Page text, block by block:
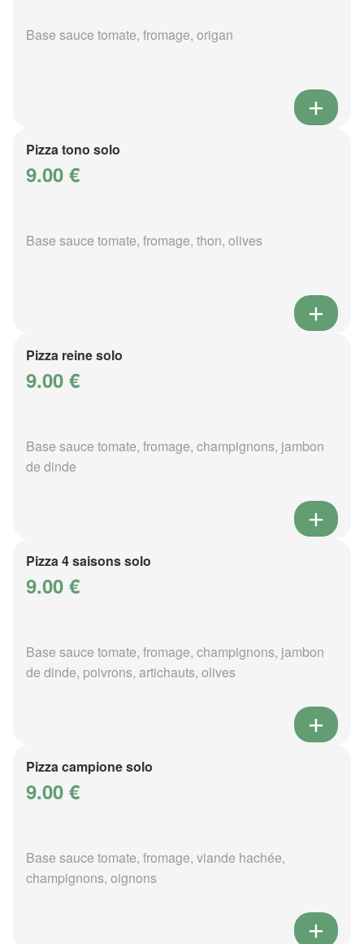
Base sauce tomate, fromage, origan
Pizza tono solo
9.00 €
Base sauce tomate, fromage, thon, olives
Pizza reine solo
9.00 €
Base sauce tomate, fromage, champignons, jambon
de dinde
Pizza 4 saisons solo
9.00 €
Base sauce tomate, fromage, champignons, jambon
de dinde, poivrons, artichauts, olives
Pizza campione solo
9.00 €
Base sauce tomate, fromage, viande hachée,
champignons, oignons